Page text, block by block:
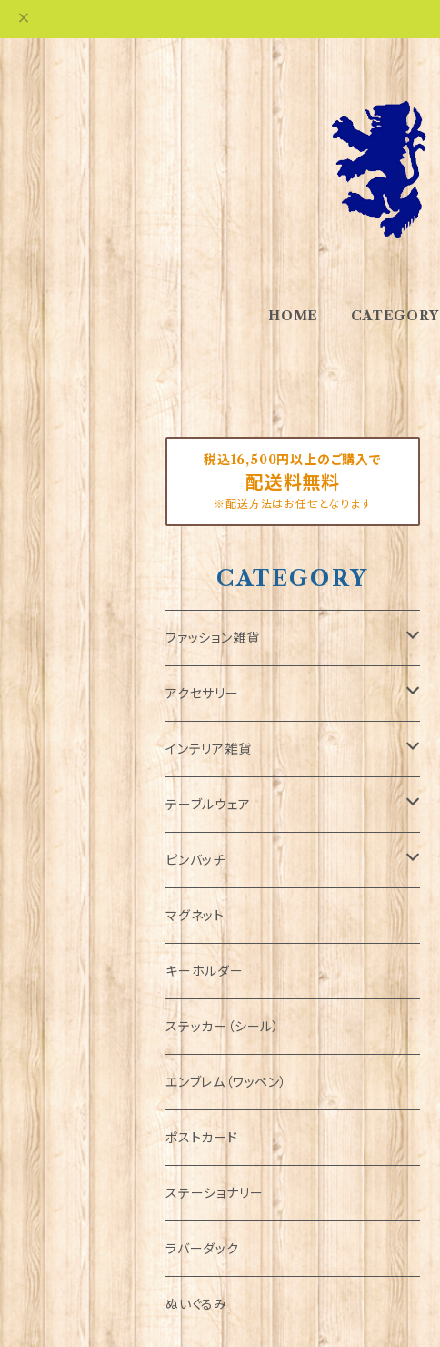
HOME CATEGORY
税込16,500円以上のご購入で
配送料無料
※配送方法はお任せとなります
CATEGORY
ファッション雑貨
タータンネクタイ
帽子
キャップ
ハンチング帽
キャスケット
ディアストーカー
ニット帽
Tシャツ
マフラー
タータン【Bronte by Moon】
タータン【Glencroft】
ボタンラップマフラー【Aran Traditions】
サッシュ
スカーフ
ファッションマスク
アクセサリー
ORTAK
ブローチ
ペンダント
チャーム
その他のアクセサリー
インテリア雑貨
インテリア置物
ラブスプーン
ラブスプーン【SION LLEWELLYN】
ラブスプーン【PAUL CURTIS】
ファブリック
テーブルウェア
ティータオル
ペーパーナプキン
ティーコジー
その他テーブルウェア
ピンバッチ
ジェネラルデザイン
乗り物
動物＆植物
国旗＆紋章
音楽＆楽器
ミリタリー
NAVY
AIRFORCE
ARMY
ピューター
マグネット
キーホルダー
ステッカー（シール）
エンブレム（ワッペン）
ポストカード
ステーショナリー
ラバーダック
ぬいぐるみ